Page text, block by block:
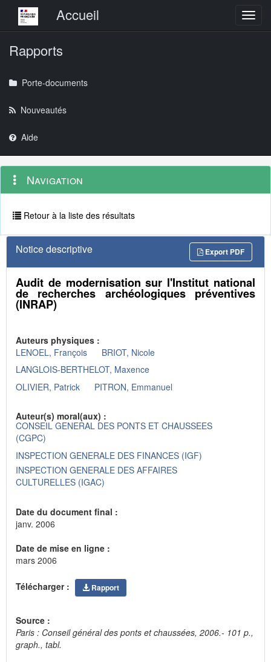
Menu principalAccueil
Rapports
Porte-documents
Nouveautés
Aide
Navigation
outils
Menu
contextuel
Navigation
Retour à la liste des résultats
Notice descriptive Export PDF
Audit de modernisation sur l'Institut national
de recherches archéologiques préventives
(INRAP)
Auteurs physiques :
LENOEL, François
BRIOT, Nicole
LANGLOIS-BERTHELOT, Maxence
OLIVIER, Patrick
PITRON, Emmanuel
Auteur(s) moral(aux) :
CONSEIL GENERAL DES PONTS ET CHAUSSEES
(CGPC)
INSPECTION GENERALE DES FINANCES (IGF)
INSPECTION GENERALE DES AFFAIRES
CULTURELLES (IGAC)
Date du document final :
janv. 2006
Date de mise en ligne :
mars 2006
Télécharger : Rapport
Source :
Paris : Conseil général des ponts et chaussées, 2006.- 101 p.,
graph., tabl.